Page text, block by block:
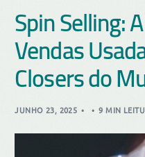
Spin Selling:
Vendas
Closers do
JUNHO 23, 2025 9 MIN